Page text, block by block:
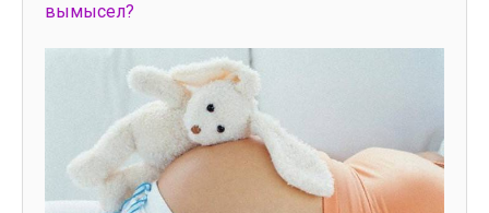
Телефон:
admin@medvestnic.ru
Форма обратной связи
вымысел?